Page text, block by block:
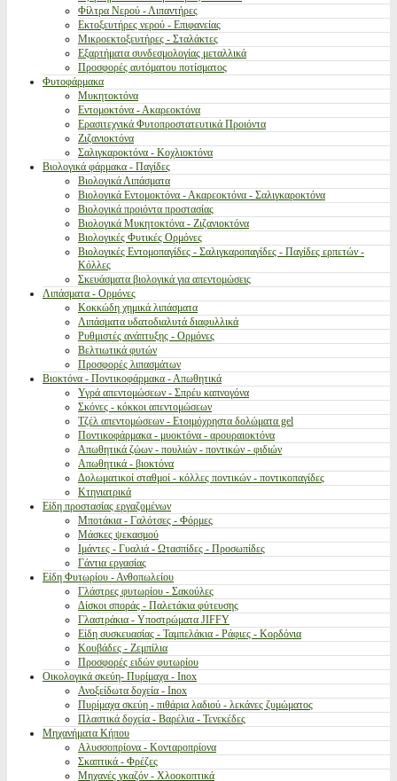
Φίλτρα Νερού - Λιπαντήρες
Εκτοξευτήρες νερού - Επιφανείας
Μικροεκτοξευτήρες - Σταλάκτες
Εξαρτήματα συνδεσμολογίας μεταλλικά
Προσφορές αυτόματου ποτίσματος
Φυτοφάρμακα
Μυκητοκτόνα
Εντομοκτόνα - Ακαρεοκτόνα
Ερασιτεχνικά Φυτοπροστατευτικά Προιόντα
Ζιζανιοκτόνα
Σαλιγκαροκτόνα - Κοχλιοκτόνα
Βιολογικά φάρμακα - Παγίδες
Βιολογικά Λιπάσματα
Βιολογικά Εντομοκτόνα - Ακαρεοκτόνα - Σαλιγκαροκτόνα
Βιολογικά προιόντα προστασίας
Βιολογικά Μυκητοκτόνα - Ζιζανιοκτόνα
Βιολογικές Φυτικές Ορμόνες
Βιολογικές Εντομοπαγίδες - Σαλιγκαροπαγίδες - Παγίδες ερπετών -
Κόλλες
Σκευάσματα βιολογικά για απεντομώσεις
Λιπάσματα - Ορμόνες
Κοκκώδη χημικά λιπάσματα
Λιπάσματα υδατοδιαλυτά διαφυλλικά
Ρυθμιστές ανάπτυξης - Ορμόνες
Βελτιωτικά φυτών
Προσφορές λιπασμάτων
Βιοκτόνα - Ποντικοφάρμακα - Απωθητικά
Υγρά απεντομώσεων - Σπρέυ καπνογόνα
Σκόνες - κόκκοι απεντομώσεων
Τζέλ απεντομώσεων - Ετοιμόχρηστα δολώματα gel
Ποντικοφάρμακα - μυοκτόνα - αρουραιοκτόνα
Απωθητικά ζώων - πουλιών - ποντικών - φιδιών
Απωθητικά - βιοκτόνα
Δολωματικοί σταθμοί - κόλλες ποντικών - ποντικοπαγίδες
Κτηνιατρικά
Είδη προστασίας εργαζομένων
Μποτάκια - Γαλότσες - Φόρμες
Μάσκες ψεκασμού
Ιμάντες - Γυαλιά - Ωτασπίδες - Προσωπίδες
Γάντια εργασίας
Είδη Φυτωρίου - Ανθοπωλείου
Γλάστρες φυτωρίου - Σακούλες
Δίσκοι σποράς - Παλετάκια φύτευσης
Γλαστράκια - Υποστρώματα JIFFY
Είδη συσκευασίας - Ταμπελάκια - Ράφιες - Κορδόνια
Κουβάδες - Ζεμπίλια
Προσφορές ειδών φυτωρίου
Οικολογικά σκεύη- Πυρίμαχα - Inox
Ανοξείδωτα δοχεία - Inox
Πυρίμαχα σκεύη - πιθάρια λαδιού - λεκάνες ζυμώματος
Πλαστικά δοχεία - Βαρέλια - Τενεκέδες
Μηχανήματα Κήπου
Αλυσσοπρίονα - Κονταροπρίονα
Σκαπτικά - Φρέζες
Μηχανές γκαζόν - Χλοοκοπτικά